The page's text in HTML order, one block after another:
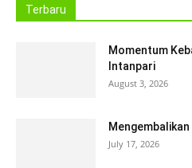
Terbaru
Momentum
Intanpari
August 3, 2026
July 17, 2026